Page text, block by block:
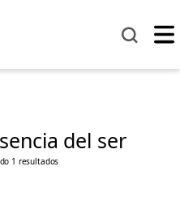
del ser
1 resultados